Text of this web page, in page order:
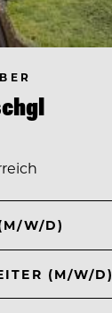
W/D)
(M/W/D)